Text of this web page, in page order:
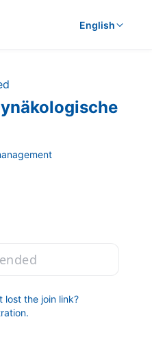
English
lost the join link?
.